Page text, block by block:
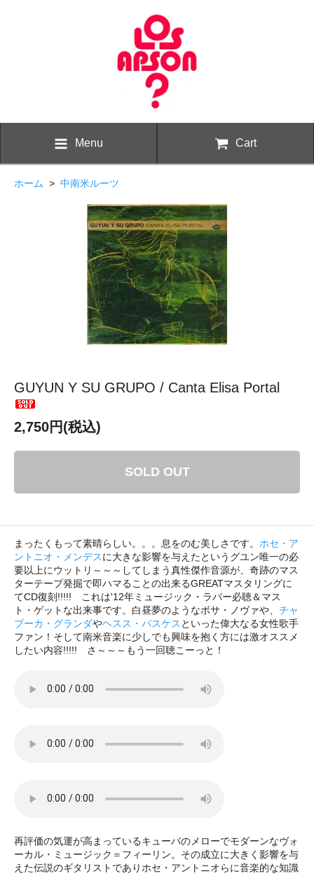
Menu Cart
ホーム > 中南米ルーツ
GUYUN Y SU GRUPO / Canta Elisa Portal
2,750円(税込)
SOLD OUT
まったくもって素晴らしい。。。息をのむ美しさです。 ホセ・ア
ントニオ・メンデスに大きな影響を与えたというグユン唯一の必
要以上にウットリ～～～してしまう真性傑作音源が、奇跡のマス
ターテープ発掘で即ハマることの出来るGREATマスタリングに
てCD復刻!!!!! これは'12年ミュージック・ラバー必聴＆マス
ト・ゲットな出来事です。白昼夢のようなボサ・ノヴァや、 チャ
ブーカ・グランダやヘスス・バスケス といった偉大なる女性歌手
ファン！そして南米音楽に少しでも興味を抱く方には激オススメ
したい内容!!!!! さ～～～もう一回聴こーっと！
再評価の気運が高まっているキューバのメローでモダーンなヴォ
ーカル・ミュージック＝フィーリン。その成立に大きく影響を与
えた伝説のギタリストでありホセ・アントニオらに音楽的な知識